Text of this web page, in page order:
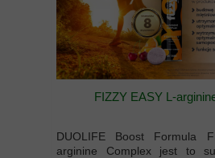
FIZZY EASY L-
DUOLIFE Boost Formula
arginine Complex jest to